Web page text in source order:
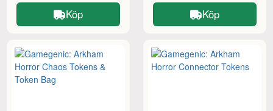
Köp Köp